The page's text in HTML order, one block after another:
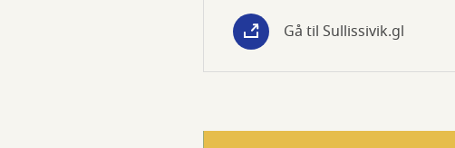
Gå til Sullissivik.gl